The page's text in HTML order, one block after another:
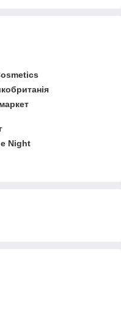
Night